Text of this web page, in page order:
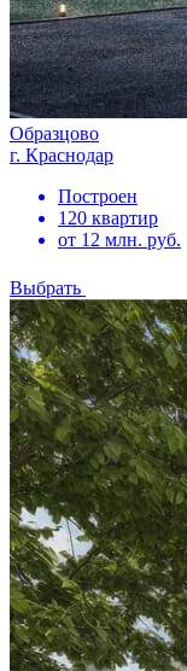
Образцово
г. Краснодар
Построен
120 квартир
от 12 млн. руб.
Выбрать